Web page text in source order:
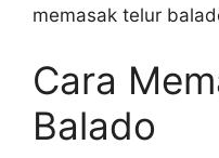
memasak telur
Cara
Balado